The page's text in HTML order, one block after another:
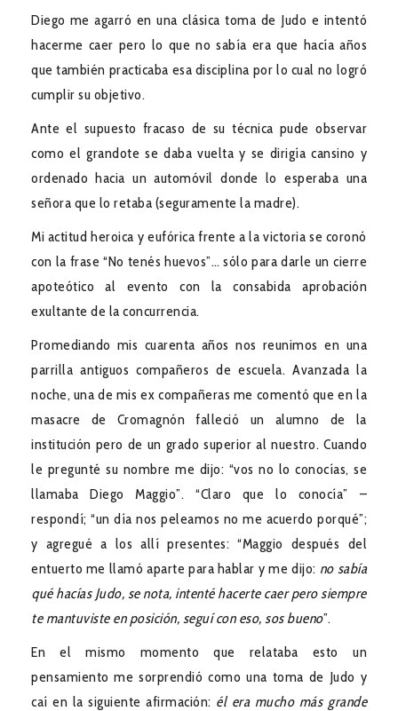
Diego me agarró en una clásica toma de Judo e intentó
hacerme caer pero lo que no sabía era que hacía años
que también practicaba esa disciplina por lo cual no logró
cumplir su objetivo.
Ante el supuesto fracaso de su técnica pude observar
como el grandote se daba vuelta y se dirigía cansino y
ordenado hacia un automóvil donde lo esperaba una
señora que lo retaba (seguramente la madre).
Mi actitud heroica y eufórica frente a la victoria se coronó
con la frase “No tenés huevos”… sólo para darle un cierre
apoteótico al evento con la consabida aprobación
exultante de la concurrencia.
Promediando mis cuarenta años nos reunimos en una
parrilla antiguos compañeros de escuela. Avanzada la
noche, una de mis ex compañeras me comentó que en la
masacre de Cromagnón falleció un alumno de la
institución pero de un grado superior al nuestro. Cuando
le pregunté su nombre me dijo: “vos no lo conocías, se
llamaba Diego Maggio”. “Claro que lo conocía” –
respondí; “un día nos peleamos no me acuerdo porqué”;
y agregué a los allí presentes: “Maggio después del
entuerto me llamó aparte para hablar y me dijo: no sabía
qué hacías Judo, se nota, intenté hacerte caer pero siempre
te mantuviste en posición, seguí con eso, sos bueno”.
En el mismo momento que relataba esto un
pensamiento me sorprendió como una toma de Judo y
caí en la siguiente afirmación: él era mucho más grande